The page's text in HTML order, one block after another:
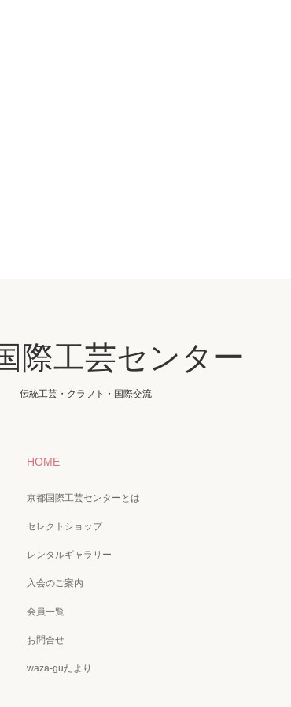
際工芸センター
伝統工芸・クラフト・国際交流
HOME
京都国際工芸センターとは
セレクトショップ
レンタルギャラリー
入会のご案内
会員一覧
お問合せ
waza-guたより